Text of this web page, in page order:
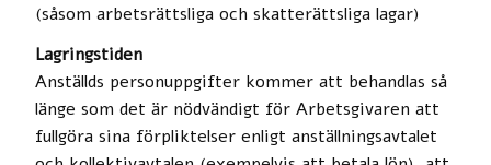
(såsom arbetsrättsliga och skatterättsliga lagar)
Lagringstiden
Anställds personuppgifter kommer att behandlas så
länge som det är nödvändigt för Arbetsgivaren att
fullgöra sina förpliktelser enligt anställningsavtalet